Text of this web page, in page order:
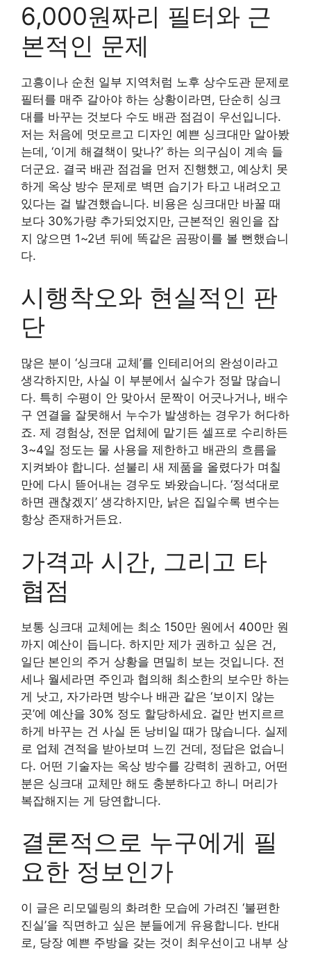
6,000원짜리 필터와 근
본적인 문제
고흥이나 순천 일부 지역처럼 노후 상수도관 문제로
필터를 매주 갈아야 하는 상황이라면, 단순히 싱크
대를 바꾸는 것보다 수도 배관 점검이 우선입니다.
저는 처음에 멋모르고 디자인 예쁜 싱크대만 알아봤
는데, ‘이게 해결책이 맞나?’ 하는 의구심이 계속 들
더군요. 결국 배관 점검을 먼저 진행했고, 예상치 못
하게 옥상 방수 문제로 벽면 습기가 타고 내려오고
있다는 걸 발견했습니다. 비용은 싱크대만 바꿀 때
보다 30%가량 추가되었지만, 근본적인 원인을 잡
지 않으면 1~2년 뒤에 똑같은 곰팡이를 볼 뻔했습니
다.
시행착오와 현실적인 판
단
많은 분이 ‘싱크대 교체’를 인테리어의 완성이라고
생각하지만, 사실 이 부분에서 실수가 정말 많습니
다. 특히 수평이 안 맞아서 문짝이 어긋나거나, 배수
구 연결을 잘못해서 누수가 발생하는 경우가 허다하
죠. 제 경험상, 전문 업체에 맡기든 셀프로 수리하든
3~4일 정도는 물 사용을 제한하고 배관의 흐름을
지켜봐야 합니다. 섣불리 새 제품을 올렸다가 며칠
만에 다시 뜯어내는 경우도 봐왔습니다. ‘정석대로
하면 괜찮겠지’ 생각하지만, 낡은 집일수록 변수는
항상 존재하거든요.
가격과 시간, 그리고 타
협점
보통 싱크대 교체에는 최소 150만 원에서 400만 원
까지 예산이 듭니다. 하지만 제가 권하고 싶은 건,
일단 본인의 주거 상황을 면밀히 보는 것입니다. 전
세나 월세라면 주인과 협의해 최소한의 보수만 하는
게 낫고, 자가라면 방수나 배관 같은 ‘보이지 않는
곳’에 예산을 30% 정도 할당하세요. 겉만 번지르르
하게 바꾸는 건 사실 돈 낭비일 때가 많습니다. 실제
로 업체 견적을 받아보며 느낀 건데, 정답은 없습니
다. 어떤 기술자는 옥상 방수를 강력히 권하고, 어떤
분은 싱크대 교체만 해도 충분하다고 하니 머리가
복잡해지는 게 당연합니다.
결론적으로 누구에게 필
요한 정보인가
이 글은 리모델링의 화려한 모습에 가려진 ‘불편한
진실’을 직면하고 싶은 분들에게 유용합니다. 반대
로, 당장 예쁜 주방을 갖는 것이 최우선이고 내부 상